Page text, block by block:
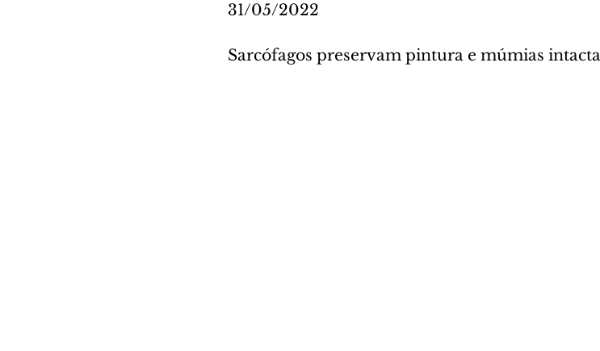
31/05/2022
Sarcófagos preservam pintura e múmias